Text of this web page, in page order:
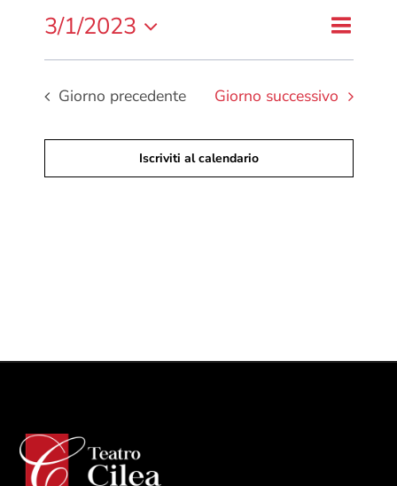
Eventi
Ricerca
e
viste
Cerca
Evento
Giorno
3/1/2023
Seleziona
data.
Giorno precedente Giorno successivo
Iscriviti al calendario